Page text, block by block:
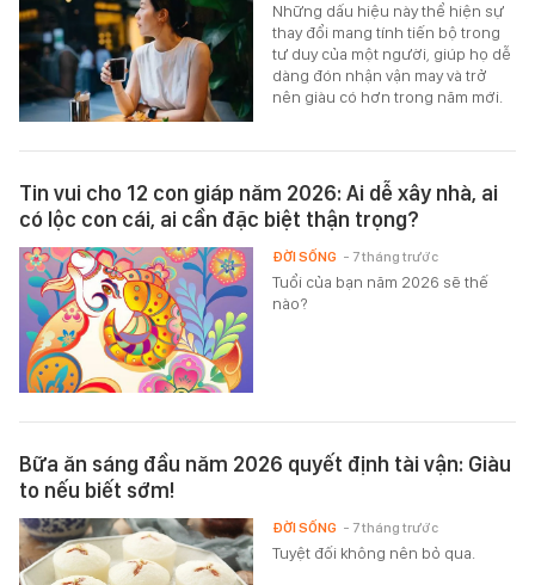
Những dấu hiệu này thể hiện sự
thay đổi mang tính tiến bộ trong
tư duy của một người, giúp họ dễ
dàng đón nhận vận may và trở
nên giàu có hơn trong năm mới.
Tin vui cho 12 con giáp năm 2026: Ai dễ xây nhà, ai
có lộc con cái, ai cần đặc biệt thận trọng?
Tuổi của bạn năm 2026 sẽ thế
nào?
ĐỜI SỐNG - 7 tháng trước
Bữa ăn sáng đầu năm 2026 quyết định tài vận: Giàu
to nếu biết sớm!
Tuyệt đối không nên bỏ qua.
ĐỜI SỐNG - 7 tháng trước